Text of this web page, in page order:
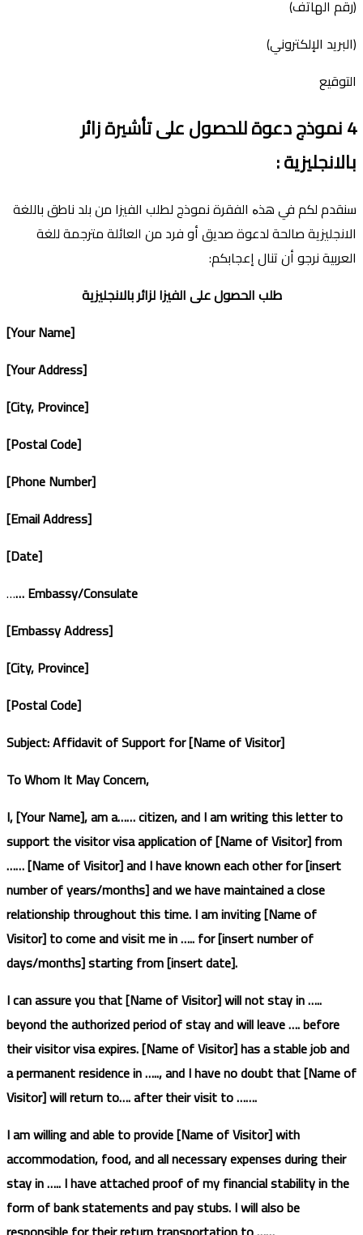
(رقم الهاتف)
(البريد الإلكتروني)
التوقيع
4نموذج دعوةللحصولعلى تأشيرةزائر
بالانجليزية:
سنقدم لكم في هذە الفقرة نموذج لطلب الفيزا من بلد ناطق باللغة
الانجليزية صالحة لدعوة صديق أو فرد من العائلة مترجمة للغة
العربية نرجو أن تنال إعجابكم:
طلب الحصول على الفيزا لزائر بالانجليزية
[Your Name]
[Your Address]
[City, Province]
[Postal Code]
[Phone Number]
[Email Address]
[Date]
…… Embassy/Consulate
[Embassy Address]
[City, Province]
[Postal Code]
Subject: Affidavit of Support for [Name of Visitor]
To Whom It May Concern,
I, [Your Name], am a…… citizen, and I am writing this letter to
support the visitor visa application of [Name of Visitor] from
…… [Name of Visitor] and I have known each other for [insert
number of years/months] and we have maintained a close
relationship throughout this time. I am inviting [Name of
Visitor] to come and visit me in ….. for [insert number of
days/months] starting from [insert date].
I can assure you that [Name of Visitor] will not stay in …..
beyond the authorized period of stay and will leave …. before
their visitor visa expires. [Name of Visitor] has a stable job and
a permanent residence in ….., and I have no doubt that [Name of
Visitor] will return to…. after their visit to …….
I am willing and able to provide [Name of Visitor] with
accommodation, food, and all necessary expenses during their
stay in ….. I have attached proof of my financial stability in the
form of bank statements and pay stubs. I will also be